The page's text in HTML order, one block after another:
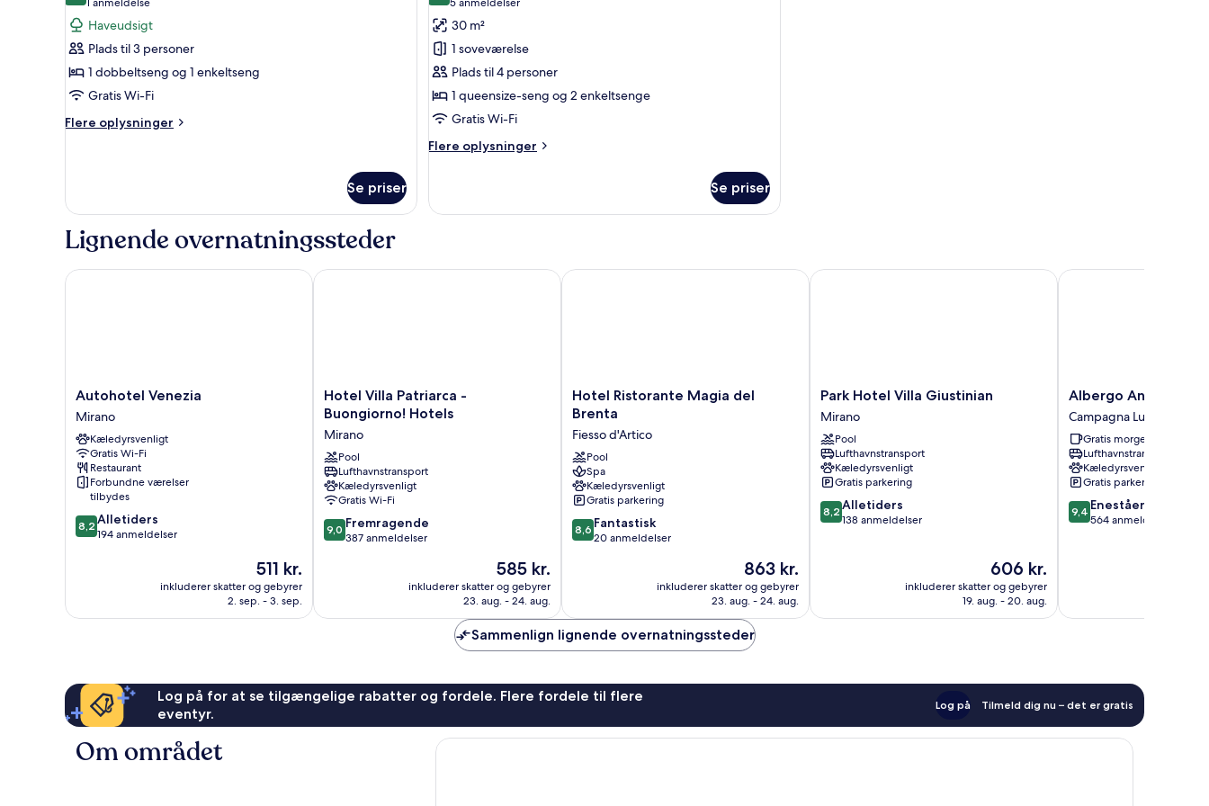
af
Værelse
til
3
personer
(1
anmeldelse)
Haveudsigt
Plads til 3 personer
1 dobbeltseng og 1 enkeltseng
Gratis Wi-Fi
Flere oplysninger
Flere
3
personer
Se priser
af
Værelse
til
4
personer
(5
anmeldelser)
30 m²
1 soveværelse
Plads til 4 personer
1 queensize-seng og 2 enkeltsenge
Gratis Wi-Fi
Flere oplysninger
Flere
til
Se priser
Lignende overnatningssteder
Autohotel
Venezia
Mirano
Autohotel Venezia
Mirano
Kæledyrsvenligt
Gratis Wi-Fi
Restaurant
Forbundne værelser
tilbydes
8.2
ud
anmeldelser
8,2 Alletiders
194 anmeldelser
Prisen
er
511 kr.
511 kr.
inkluderer skatter og gebyrer
2. sep. - 3. sep.
Autohotel Venezia
Hotel
Villa
Patriarca
-
Buongiorno!
Hotels
Mirano
Hotel Villa Patriarca -
Buongiorno! Hotels
Mirano
Pool
Lufthavnstransport
Kæledyrsvenligt
Gratis Wi-Fi
9.0
ud
anmeldelser
9,0 Fremragende
387 anmeldelser
Prisen
er
585 kr.
585 kr.
inkluderer skatter og gebyrer
23. aug. - 24. aug.
Hotel Villa Patriarca - Buongiorno! Hotels
Hotel
Ristorante
del
Brenta
Fiesso
d'Artico
Hotel Ristorante Magia del
Brenta
Fiesso d'Artico
Pool
Spa
Kæledyrsvenligt
Gratis parkering
8.6
ud
anmeldelser
8,6 Fantastisk
20 anmeldelser
Prisen
er
863 kr.
863 kr.
inkluderer skatter og gebyrer
23. aug. - 24. aug.
Hotel Ristorante Magia del Brenta
Park
Hotel
Villa
Giustinian
Mirano
Park Hotel Villa Giustinian
Mirano
Pool
Lufthavnstransport
Kæledyrsvenligt
Gratis parkering
8.2
ud
8,2 Alletiders
138 anmeldelser
Prisen
er
606 kr.
606 kr.
inkluderer skatter og gebyrer
19. aug. - 20. aug.
Park Hotel Villa Giustinian
Albergo
Antica
Corte
Marchesini
Campagna
Lupia
Albergo Antica
Campagna Lupia
Gratis morgenmad
Lufthavnstransport
Kæledyrsvenligt
Gratis parkering
9.4
ud
9,4 Enestående
564 anmeldelser
Albergo Antica Corte
Sammenlign lignende overnatningssteder
Log på for at se tilgængelige rabatter og fordele. Flere fordele til flere
eventyr.
Log på Tilmeld dig nu – det er gratis
Om området